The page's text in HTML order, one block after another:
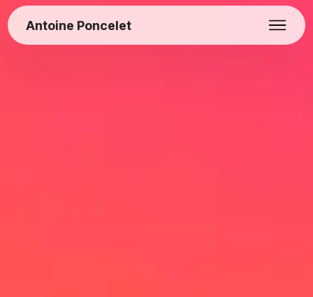
Antoine Poncelet